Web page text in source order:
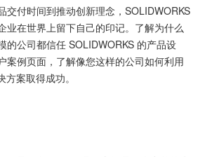
交付时间到推动创新理念，SOLIDWORKS
业在世界上留下自己的印记。了解为什么
的公司都信任 SOLIDWORKS 的产品设
案例页面，了解像您这样的公司如何利用
案取得成功。